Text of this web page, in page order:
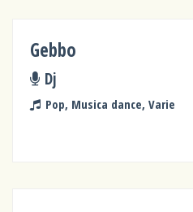
Gebbo
Dj
Pop, Musica dance, Varie